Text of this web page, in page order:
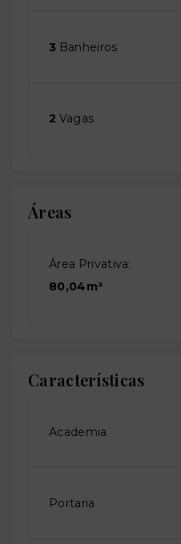
3 Banheiros
2 Vagas
Áreas
Área Privativa:
80,04m²
Características
Academia
Portaria